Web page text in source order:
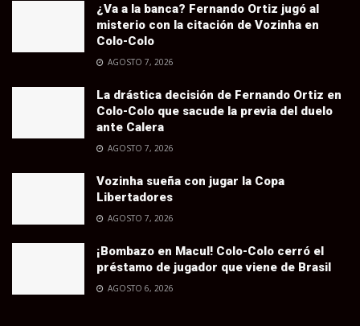
¿Va a la banca? Fernando Ortiz jugó al
misterio con la citación de Vozinha en
Colo-Colo
AGOSTO 7, 2026
La drástica decisión de Fernando Ortiz en
Colo-Colo que sacude la previa del duelo
ante Calera
AGOSTO 7, 2026
Vozinha sueña con jugar la Copa
Libertadores
AGOSTO 7, 2026
¡Bombazo en Macul! Colo-Colo cerró el
préstamo de jugador que viene de Brasil
AGOSTO 6, 2026